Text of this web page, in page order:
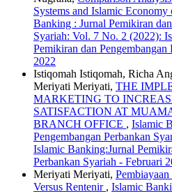
Systems and Islamic
Banking : Jurnal Pemikiran
Syariah: Vol. 7 No. 2 (2022):
Pemikiran dan
2022
Istiqomah Istiqomah, Richa
Meriyati Meriyati, THE
MARKETING TO
SATISFACTION AT
BRANCH OFFICE , Islamic
Pengembangan Perbankan
Islamic Banking:Jurnal
Perbankan Syariah - Februari
Meriyati Meriyati,
Versus Rentenir , Islamic